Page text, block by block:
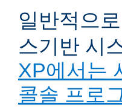
일반적으로
스기반 시
XP에서는
콜솔 프로